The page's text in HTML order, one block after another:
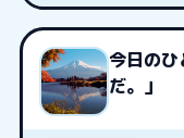
今日の
だ。」